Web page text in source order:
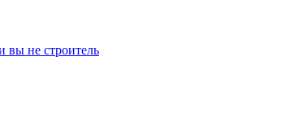
вы не строитель